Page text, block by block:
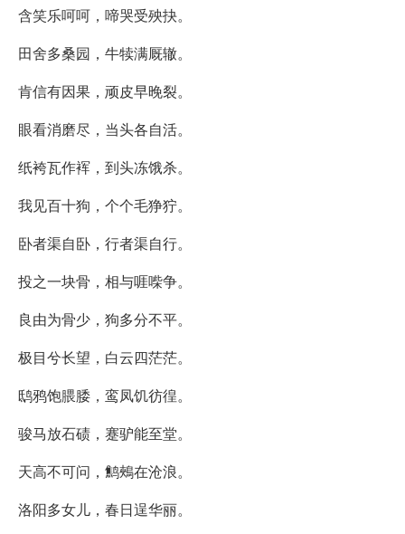
含笑乐呵呵，啼哭受殃抉。
田舍多桑园，牛犊满厩辙。
肯信有因果，顽皮早晚裂。
眼看消磨尽，当头各自活。
纸袴瓦作裈，到头冻饿杀。
我见百十狗，个个毛狰狞。
卧者渠自卧，行者渠自行。
投之一块骨，相与啀喍争。
良由为骨少，狗多分不平。
极目兮长望，白云四茫茫。
鸱鸦饱腲腇，鸾凤饥彷徨。
骏马放石碛，蹇驴能至堂。
天高不可问，鹪鵊在沧浪。
洛阳多女儿，春日逞华丽。